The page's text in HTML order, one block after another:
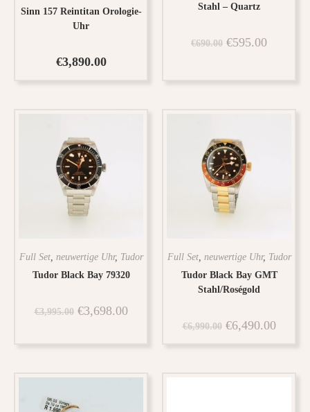
Sinn 157 Reintitan Orologie-
Uhr
€3,890.00
Stahl – Quartz
€690.00 €595.00
Full Set, neuwertige Uhr, Tudor
Tudor Black Bay 79320
€3,995.00 €3,698.00
Full Set, neuwertige Uhr, Tudor
Tudor Black Bay GMT
Stahl/Roségold
€6,990.00 €6,490.00